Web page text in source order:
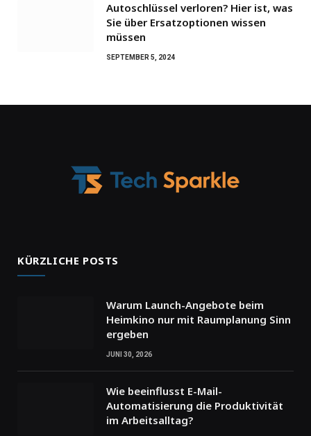
Autoschlüssel verloren? Hier ist, was
Sie über Ersatzoptionen wissen
müssen
SEPTEMBER 5, 2024
KÜRZLICHE POSTS
Warum Launch-Angebote beim
Heimkino nur mit Raumplanung Sinn
ergeben
JUNI 30, 2026
Wie beeinflusst E-Mail-
Automatisierung die Produktivität
im Arbeitsalltag?